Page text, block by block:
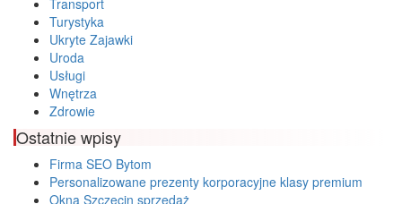
Turystyka
Ukryte Zajawki
Uroda
Usługi
Wnętrza
Zdrowie
Ostatnie wpisy
Firma SEO Bytom
Personalizowane prezenty korporacyjne klasy premium
Okna Szczecin sprzedaż